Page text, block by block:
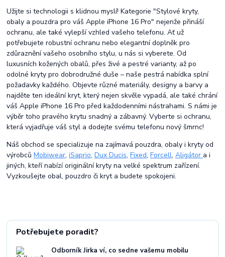
Potřebujete poradit?
Odborník Jirka ví, co sedne vašemu mobilu
Užijte si technologii s klidnou myslí! Kategorie "Stylové kryty,
obaly a pouzdra pro váš Apple iPhone 16 Pro" nejenže přináší
ochranu, ale také vylepší vzhled vašeho telefonu. Ať už
potřebujete robustní ochranu nebo elegantní doplněk pro
zdůraznění vašeho osobního stylu, u nás si vyberete. Od
luxusních kožených obalů, přes živé a pestré varianty, až po
odolné kryty pro dobrodružné duše – naše pestrá nabídka splní
požadavky každého. Objevte různé materiály, designy a barvy a
najděte ten ideální kryt, který nejen skvěle vypadá, ale také chrání
váš Apple iPhone 16 Pro před každodenními nástrahami. S námi je
výběr toho pravého krytu snadný a zábavný. Vyberte si ochranu,
která vyjadřuje váš styl a dodejte svému telefonu nový šmrnc!
Náš obchod se specializuje na zajímavá pouzdra, obaly i kryty od
výrobcůMobiwear,iSaprio,Dux Ducis,Fixed,Forcell,Aligátor a i
jiných, kteří nabízí originální kryty na velké spektrum zařízení.
Vyzkoušejte obal, pouzdro či kryt a budete spokojeni.